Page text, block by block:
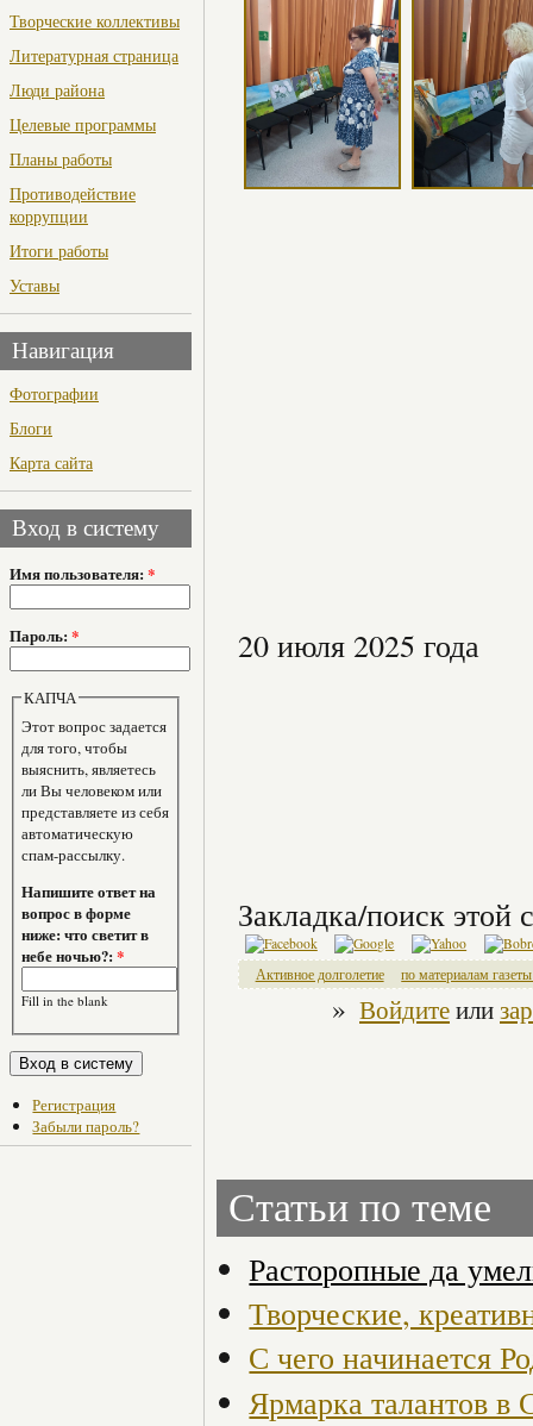
Творческие коллективы
Литературная страница
Люди района
Целевые программы
Планы работы
Противодействие
коррупции
Итоги работы
Уставы
Навигация
Фотографии
Блоги
Карта сайта
Вход в систему
Имя пользователя: *
Пароль: *
КАПЧА
Этот вопрос задается
для того, чтобы
выяснить, являетесь
ли Вы человеком или
представляете из себя
автоматическую
спам-рассылку.
Напишите ответ на
вопрос в форме
ниже: что светит в
небе ночью?:*
Fill in the blank
Регистрация
Забыли пароль?
20 июля 2025 года
Закладка/поиск этой
Активное долголетие по материалам
» Войдитеили
Статьи по теме
Расторопные да
Творческие,
С чего начинается
Ярмарка талантов